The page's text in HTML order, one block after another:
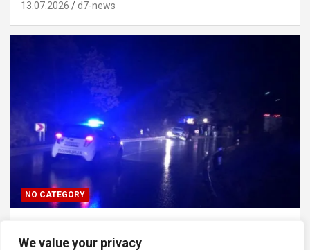
We value your privacy
13.07.2026 d7-news
NO CATEGORY
татко си откако ја нападнал неговата мајка